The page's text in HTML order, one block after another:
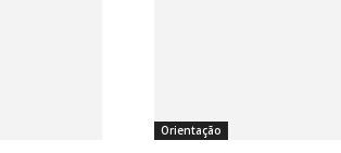
Orientação